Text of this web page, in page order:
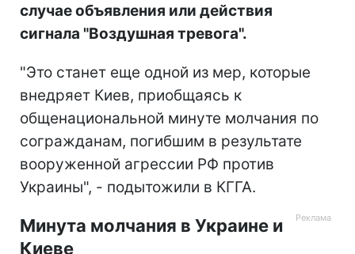
случае объявления или действия
сигнала "Воздушная тревога".
"Это станет еще одной из мер, которые
внедряет Киев, приобщаясь к
общенациональной минуте молчания по
согражданам, погибшим в результате
вооруженной агрессии РФ против
Украины", - подытожили в КГГА.
Минута молчания в Украине и
Киеве